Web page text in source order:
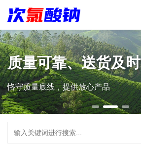
质量可靠、送货及时
恪守质量底线，提供放心产品